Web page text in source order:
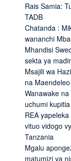
Rais Samia:
TADB
Chatanda :
wananchi
Mhandisi
sekta ya
Msajili wa
na Maendeleo
Wanawake
uchumi
REA
vituo vidogo
Tanzania
Mgalu
matumizi ya